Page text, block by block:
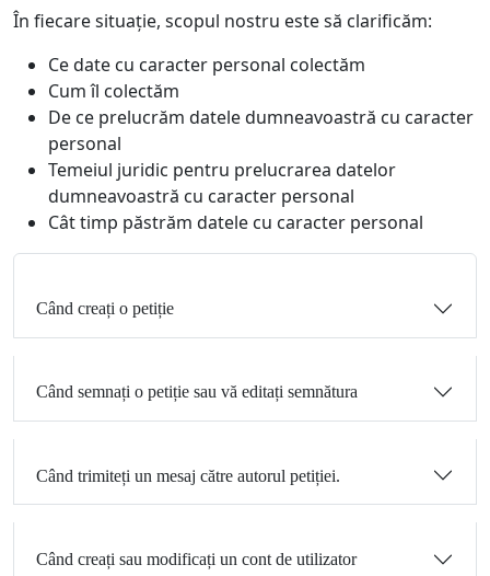
În fiecare situație, scopul nostru este să clarificăm:
Ce date cu caracter personal colectăm
Cum îl colectăm
De ce prelucrăm datele dumneavoastră cu caracter
personal
Temeiul juridic pentru prelucrarea datelor
dumneavoastră cu caracter personal
Cât timp păstrăm datele cu caracter personal
Când creați o petiție
Când semnați o petiție sau vă editați semnătura
Când trimiteți un mesaj către autorul petiției.
Când creați sau modificați un cont de utilizator